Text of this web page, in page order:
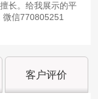
长。给我展示的平
信770805251
客户评价